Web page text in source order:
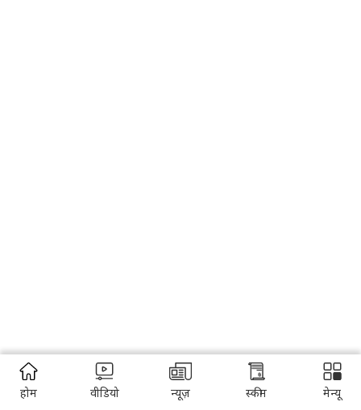
होम वीडियो न्यूज़ स्कीम मेन्यू